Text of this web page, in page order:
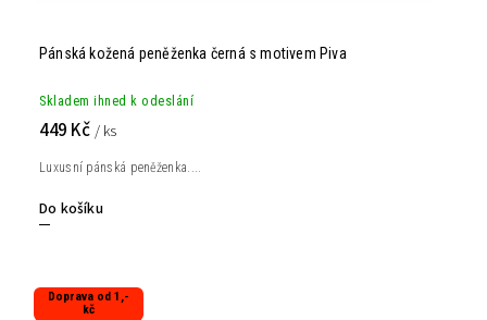
Pánská kožená peněženka černá s motivem Piva
Skladem ihned k odeslání
449 Kč / ks
Do košíku
Luxusní pánská peněženka....
Doprava od 1,-
kč